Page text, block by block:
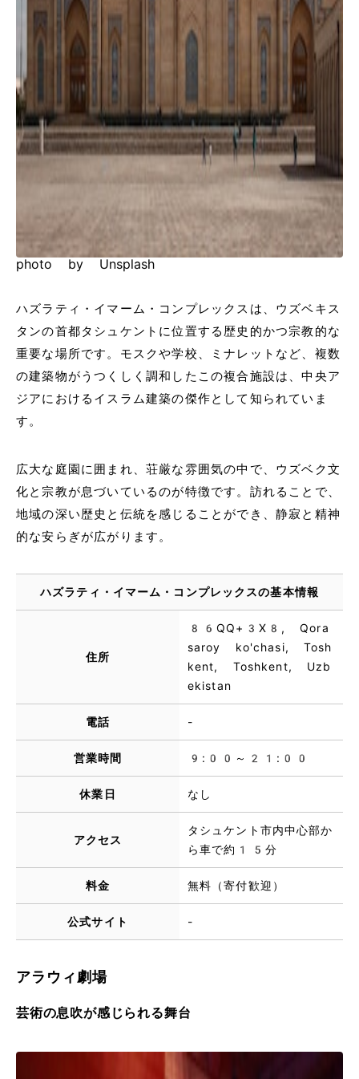
photo by Unsplash
ハズラティ・イマーム・コンプレックスは、ウズベキス
タンの首都タシュケントに位置する歴史的かつ宗教的な
重要な場所です。モスクや学校、ミナレットなど、複数
の建築物がうつくしく調和したこの複合施設は、中央ア
ジアにおけるイスラム建築の傑作として知られていま
す。
広大な庭園に囲まれ、荘厳な雰囲気の中で、ウズベク文
化と宗教が息づいているのが特徴です。訪れることで、
地域の深い歴史と伝統を感じることができ、静寂と精神
的な安らぎが広がります。
ハズラティ・イマーム・コンプレックスの基本情報
住所
86QQ+3X8, Qora
saroy ko'chasi, Тоsh
kent, Toshkent, Uzb
ekistan
電話 -
営業時間 9:00～21:00
休業日 なし
アクセス
タシュケント市内中心部か
ら車で約15分
料金 無料（寄付歓迎）
公式サイト -
アラウィ劇場
芸術の息吹が感じられる舞台